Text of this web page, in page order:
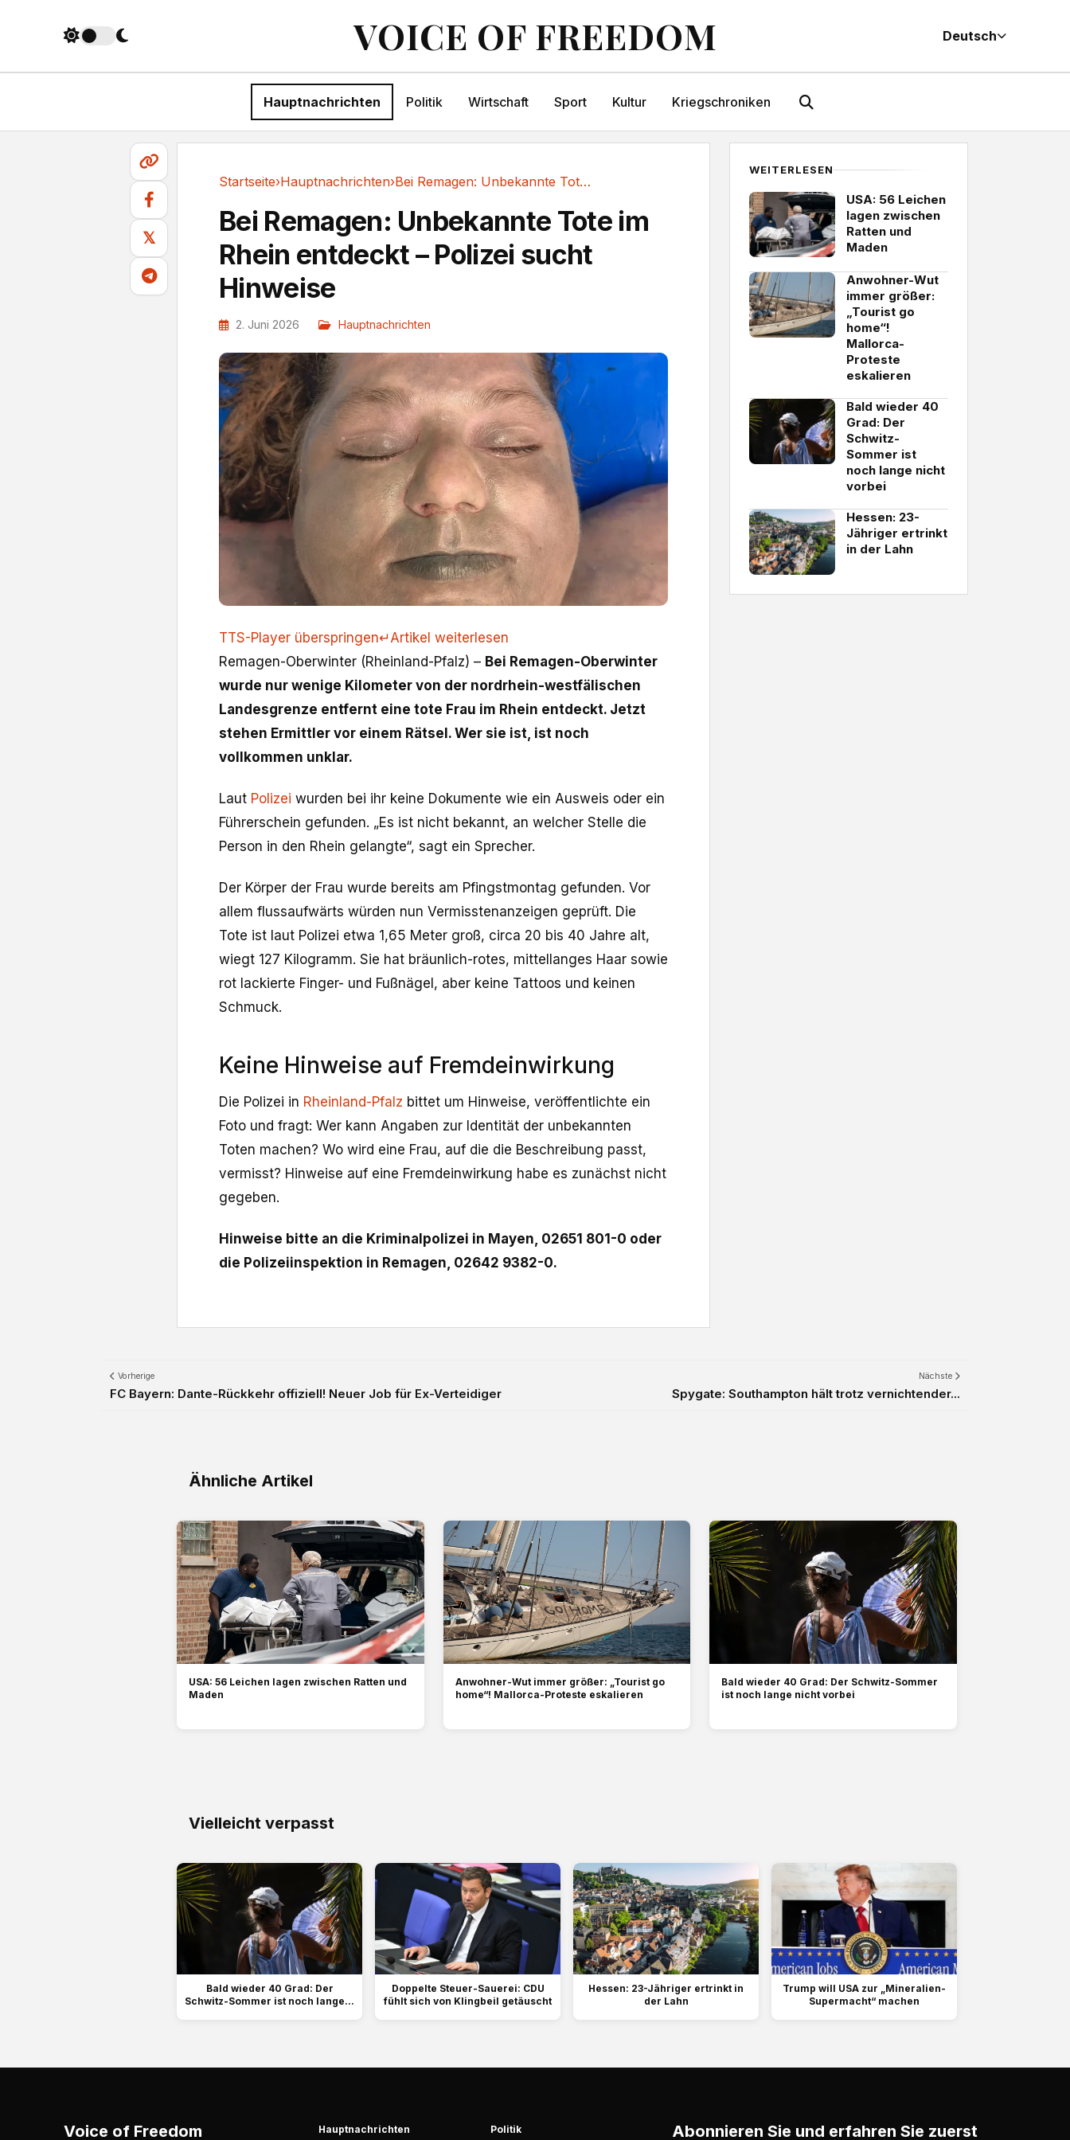
VOICE OF FREEDOM Deutsch
Hauptnachrichten Politik Wirtschaft Sport Kultur Kriegschroniken
𝕏
Startseite›Hauptnachrichten› Bei Remagen: Unbekannte Tote im Rhein entdeckt...
Bei Remagen: Unbekannte Tote im
Rhein entdeckt – Polizei sucht
Hinweise
2. Juni 2026 Hauptnachrichten
TTS-Player überspringen↵Artikel weiterlesen
Remagen-Oberwinter (Rheinland-Pfalz) – Bei Remagen-Oberwinter
wurde nur wenige Kilometer von der nordrhein-westfälischen
Landesgrenze entfernt eine tote Frau im Rhein entdeckt. Jetzt
stehen Ermittler vor einem Rätsel. Wer sie ist, ist noch
vollkommen unklar.
Laut Polizei wurden bei ihr keine Dokumente wie ein Ausweis oder ein
Führerschein gefunden. „Es ist nicht bekannt, an welcher Stelle die
Person in den Rhein gelangte“, sagt ein Sprecher.
Der Körper der Frau wurde bereits am Pfingstmontag gefunden. Vor
allem flussaufwärts würden nun Vermisstenanzeigen geprüft. Die
Tote ist laut Polizei etwa 1,65 Meter groß, circa 20 bis 40 Jahre alt,
wiegt 127 Kilogramm. Sie hat bräunlich-rotes, mittellanges Haar sowie
rot lackierte Finger- und Fußnägel, aber keine Tattoos und keinen
Schmuck.
Keine Hinweise auf Fremdeinwirkung
Die Polizei in Rheinland-Pfalz bittet um Hinweise, veröffentlichte ein
Foto und fragt: Wer kann Angaben zur Identität der unbekannten
Toten machen? Wo wird eine Frau, auf die die Beschreibung passt,
vermisst? Hinweise auf eine Fremdeinwirkung habe es zunächst nicht
gegeben.
Hinweise bitte an die Kriminalpolizei in Mayen, 02651 801-0 oder
die Polizeiinspektion in Remagen, 02642 9382-0.
WEITERLESEN
USA: 56 Leichen
lagen zwischen
Ratten und
Maden
Anwohner-Wut
immer größer:
„Tourist go
home“!
Mallorca-
Proteste
eskalieren
Bald wieder 40
Grad: Der
Schwitz-
Sommer ist
noch lange nicht
vorbei
Hessen: 23-
Jähriger ertrinkt
in der Lahn
Vorherige
FC Bayern: Dante-Rückkehr offiziell! Neuer Job für Ex-Verteidiger
Nächste
Spygate: Southampton hält trotz vernichtender...
Ähnliche Artikel
USA: 56 Leichen lagen zwischen Ratten und
Maden
Anwohner-Wut immer größer: „Tourist go
home“! Mallorca-Proteste eskalieren
Bald wieder 40 Grad: Der Schwitz-Sommer
ist noch lange nicht vorbei
Vielleicht verpasst
Bald wieder 40 Grad: Der
Schwitz-Sommer ist noch lange...
Doppelte Steuer-Sauerei: CDU
fühlt sich von Klingbeil getäuscht
Hessen: 23-Jähriger ertrinkt in
der Lahn
Trump will USA ⁠zur „Mineralien-
Supermacht“ machen
Voice of Freedom Hauptnachrichten Politik
Abonnieren Sie und erfahren Sie zuerst